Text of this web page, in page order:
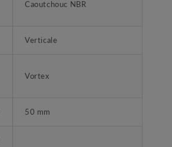
Caoutchouc NBR
Verticale
Vortex
50 mm